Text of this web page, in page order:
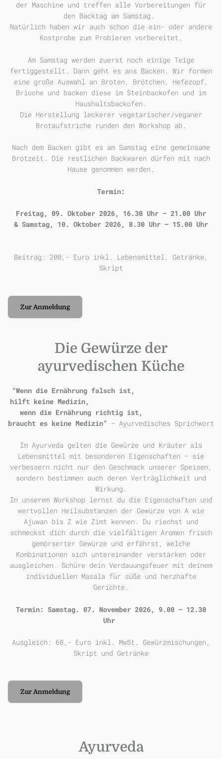
der Maschine und treffen alle Vorbereitungen für
den Backtag am Samstag.
Natürlich haben wir auch schon die ein- oder andere
Kostprobe zum Probieren vorbereitet.
Am Samstag werden zuerst noch einige Teige
fertiggestellt. Dann geht es ans Backen. Wir formen
eine große Auswahl an Broten, Brötchen, Hefezopf,
Brioche und backen diese im Steinbackofen und im
Haushaltsbackofen.
Die Herstellung leckerer vegetarischer/veganer
Brotaufstriche runden den Workshop ab.
Nach dem Backen gibt es am Samstag eine gemeinsame
Brotzeit. Die restlichen Backwaren dürfen mit nach
Hause genommen werden.
Termin:
Freitag, 09. Oktober 2026, 16.30 Uhr – 21.00 Uhr
& Samstag, 10. Oktober 2026, 8.30 Uhr – 15.00 Uhr
Beitrag: 200,- Euro inkl. Lebensmittel, Getränke,
Skript
Zur Anmeldung
Die Gewürze der
ayurvedischen Küche
“Wenn die Ernährung falsch ist,
hilft keine Medizin,
wenn die Ernährung richtig ist,
braucht es keine Medizin” – Ayurvedisches Sprichwort
Im Ayurveda gelten die Gewürze und Kräuter als
Lebensmittel mit besonderen Eigenschaften – sie
verbessern nicht nur den Geschmack unserer Speisen,
sondern bestimmen auch deren Verträglichkeit und
Wirkung.
In unserem Workshop lernst du die Eigenschaften und
wertvollen Heilsubstanzen der Gewürze von A wie
Ajuwan bis Z wie Zimt kennen. Du riechst und
schmeckst dich durch die vielfältigen Aromen frisch
gemörserter Gewürze und erfährst, welche
Kombinationen sich untereinander verstärken oder
ausgleichen. Schüre dein Verdauungsfeuer mit deinem
individuellen Masala für süße und herzhafte
Gerichte.
Termin: Samstag. 07. November 2026, 9.00 – 12.30
Uhr
Ausgleich: 68,- Euro inkl. MwSt. Gewürzmischungen,
Skript und Getränke
Zur Anmeldung
Ayurveda